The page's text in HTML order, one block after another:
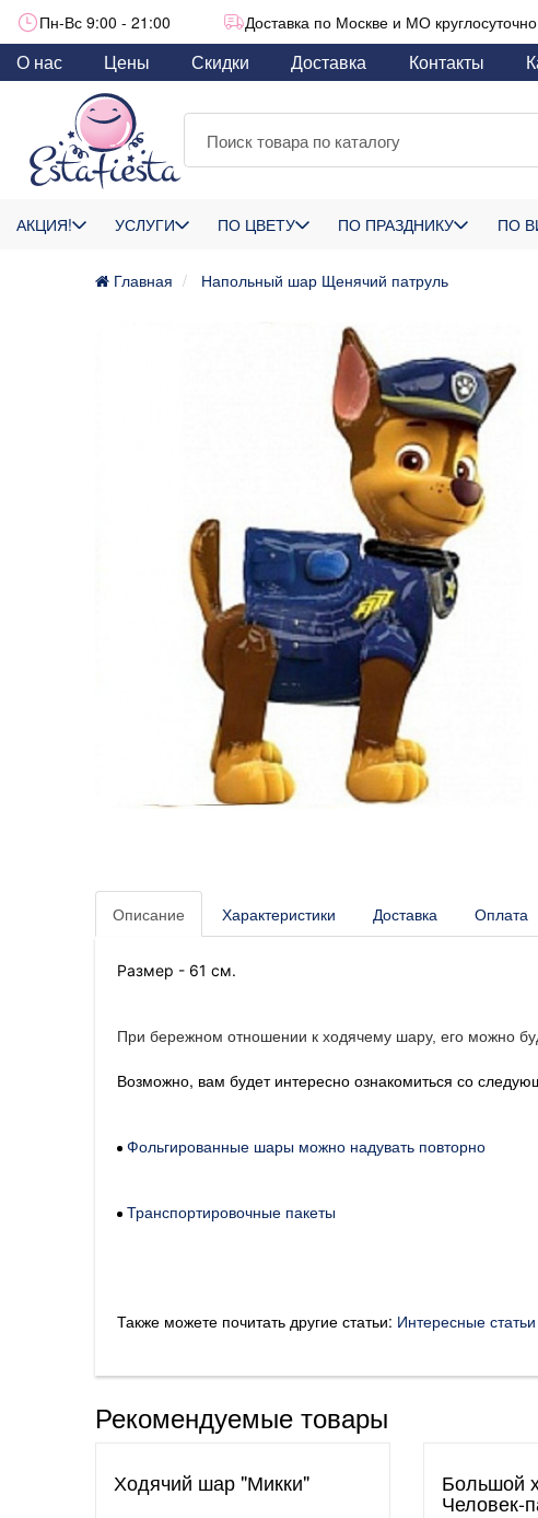
Пн-Вс 9:00 - 21:00 Доставка по Москве и МО круглосуточно
О нас Цены Скидки Доставка Контакты
АКЦИЯ! УСЛУГИ ПО ЦВЕТУ ПО ПРАЗДНИКУ ПО
Главная Напольный шар Щенячий патруль
Описание Характеристики Доставка Оплата
Размер - 61 см.
При бережном отношении к ходячему шару, его можно
Возможно, вам будет интересно ознакомиться со
Фольгированные шары можно надувать повторно
Транспортировочные пакеты
Также можете почитать другие статьи: Интересные статьи
Рекомендуемые товары
Ходячий шар "Микки"
Большой
Человек-